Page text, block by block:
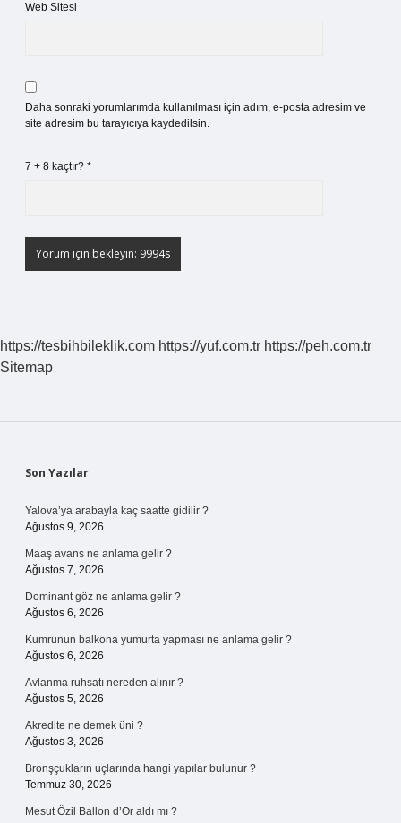
Web Sitesi
Daha sonraki yorumlarımda kullanılması için adım, e-posta adresim ve
site adresim bu tarayıcıya kaydedilsin.
7 + 8 kaçtır? *
https://tesbihbileklik.com https://yuf.com.tr https://peh.com.tr
Sitemap
Sidebar
Son Yazılar
Yalova’ya arabayla kaç saatte gidilir ?
Ağustos 9, 2026
Maaş avans ne anlama gelir ?
Ağustos 7, 2026
Dominant göz ne anlama gelir ?
Ağustos 6, 2026
Kumrunun balkona yumurta yapması ne anlama gelir ?
Ağustos 6, 2026
Avlanma ruhsatı nereden alınır ?
Ağustos 5, 2026
Akredite ne demek üni ?
Ağustos 3, 2026
Bronşçukların uçlarında hangi yapılar bulunur ?
Temmuz 30, 2026
Mesut Özil Ballon d’Or aldı mı ?